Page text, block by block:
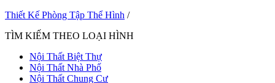
Thiết Kế Phòng Tập Thể Hình /
TÌM KIẾM THEO LOẠI HÌNH
Nội Thất Biệt Thự
Nội Thất Nhà Phố
Nội Thất Chung Cư